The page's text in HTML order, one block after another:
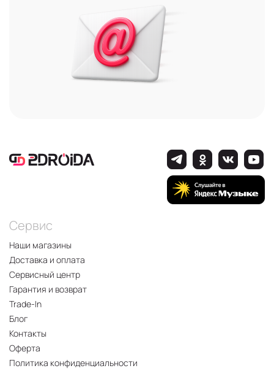
Сервис
Наши магазины
Доставка и оплата
Сервисный центр
Гарантия и возврат
Trade-In
Блог
Контакты
Оферта
Политика конфиденциальности